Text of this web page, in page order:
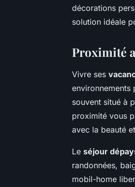
décorations
solution idéale
Proximité
Vivre ses
environnements
souvent situé à
proximité vous
avec la beauté
Le séjour
randonnées,
mobil-home